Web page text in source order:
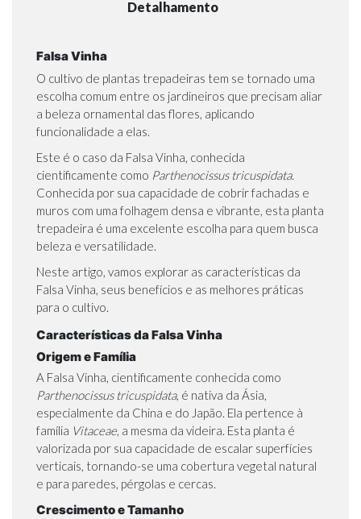
Detalhamento
Falsa Vinha
O cultivo de plantas trepadeiras tem se tornado uma
escolha comum entre os jardineiros que precisam aliar
a beleza ornamental das flores, aplicando
funcionalidade a elas.
Este é o caso da Falsa Vinha, conhecida
cientificamente como Parthenocissus tricuspidata.
Conhecida por sua capacidade de cobrir fachadas e
muros com uma folhagem densa e vibrante, esta planta
trepadeira é uma excelente escolha para quem busca
beleza e versatilidade.
Neste artigo, vamos explorar as características da
Falsa Vinha, seus benefícios e as melhores práticas
para o cultivo.
Características da Falsa Vinha
Origem e Família
A Falsa Vinha, cientificamente conhecida como
Parthenocissus tricuspidata, é nativa da Ásia,
especialmente da China e do Japão. Ela pertence à
família Vitaceae, a mesma da videira. Esta planta é
valorizada por sua capacidade de escalar superfícies
verticais, tornando-se uma cobertura vegetal natural
e para paredes, pérgolas e cercas.
Crescimento e Tamanho